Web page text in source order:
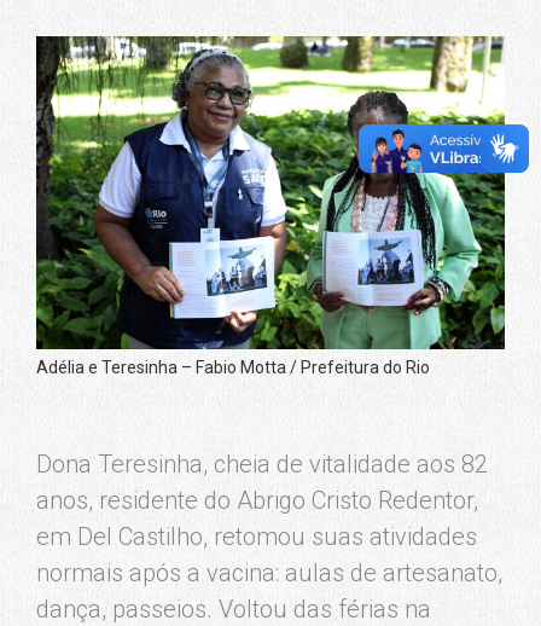
Adélia e Teresinha – Fabio Motta / Prefeitura do Rio
Dona Teresinha, cheia de vitalidade aos 82
anos, residente do Abrigo Cristo Redentor,
em Del Castilho, retomou suas atividades
normais após a vacina: aulas de artesanato,
dança, passeios. Voltou das férias na